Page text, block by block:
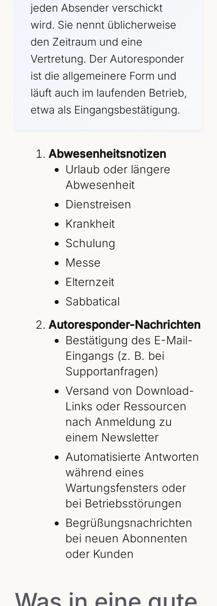
jeden Absender verschickt
wird. Sie nennt üblicherweise
den Zeitraum und eine
Vertretung. Der Autoresponder
ist die allgemeinere Form und
läuft auch im laufenden Betrieb,
etwa als Eingangsbestätigung.
Abwesenheitsnotizen
Urlaub oder längere
Abwesenheit
Dienstreisen
Krankheit
Schulung
Messe
Elternzeit
Sabbatical
Autoresponder-Nachrichten
Bestätigung des E-Mail-
Eingangs (z. B. bei
Supportanfragen)
Versand von Download-
Links oder Ressourcen
nach Anmeldung zu
einem Newsletter
Automatisierte Antworten
während eines
Wartungsfensters oder
bei Betriebsstörungen
Begrüßungsnachrichten
bei neuen Abonnenten
oder Kunden